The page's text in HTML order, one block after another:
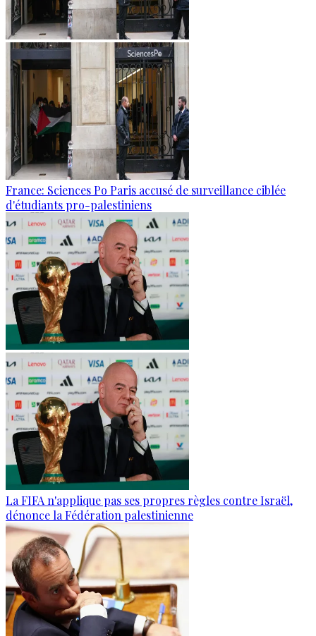
France: Sciences Po Paris accusé de surveillance ciblée
d'étudiants pro-palestiniens
La FIFA n'applique pas ses propres règles contre Israël,
dénonce la Fédération palestinienne